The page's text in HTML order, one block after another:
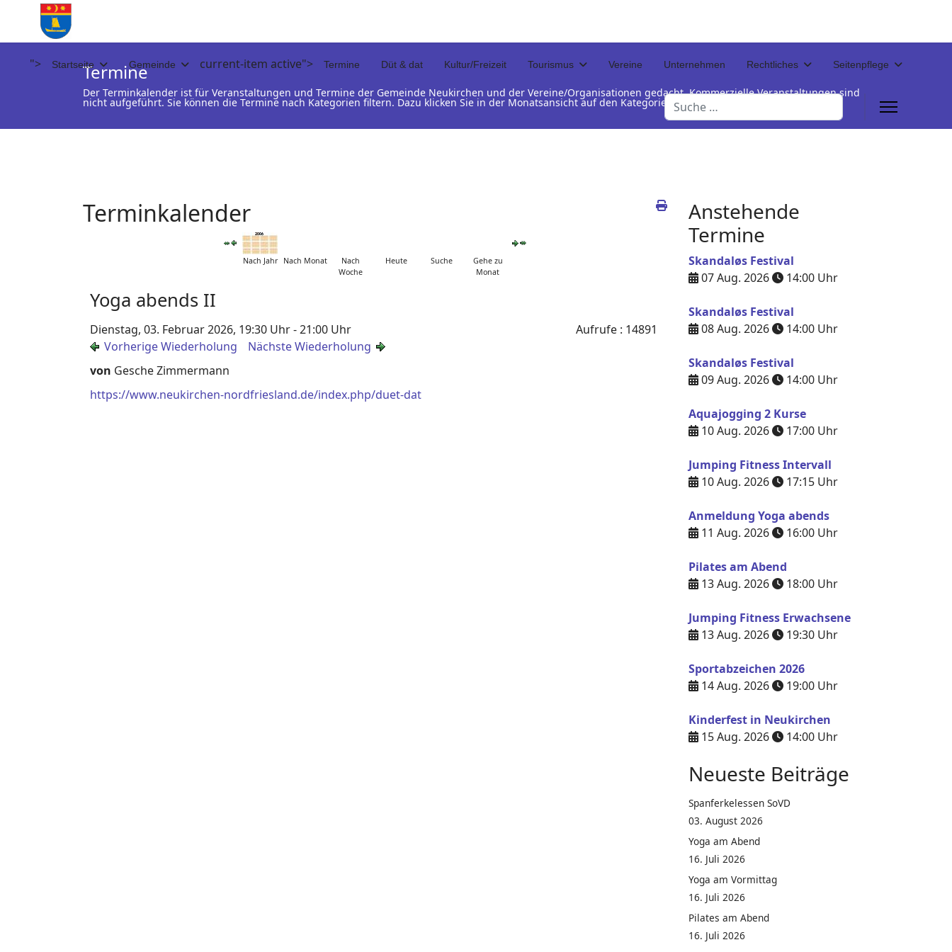
"> Startseite Gemeinde current-item active"> Termine Düt & dat Kultur/Freizeit Tourismus Vereine Unternehmen Rechtliches Seitenpflege
Suchen
Termine
Der Terminkalender ist für Veranstaltungen und Termine der Gemeinde Neukirchen und der Vereine/Organisationen gedacht. Kommerzielle Veranstaltungen sind
nicht aufgeführt. Sie können die Termine nach Kategorien filtern. Dazu klicken Sie in der Monatsansicht auf den Kategorienamen unterhalb der Termintabelle
Terminkalender
Nach Jahr Nach Monat
Nach
Woche
Heute Suche
Gehe zu
Monat
Yoga abends II
Dienstag, 03. Februar 2026, 19:30 Uhr - 21:00 Uhr
Vorherige Wiederholung
Nächste Wiederholung
Aufrufe: 14891
von Gesche Zimmermann
https://www.neukirchen-nordfriesland.de/index.php/duet-dat
Anstehende
Termine
Skandaløs Festival
07 Aug. 2026
14:00 Uhr
Skandaløs Festival
08 Aug. 2026
14:00 Uhr
Skandaløs Festival
09 Aug. 2026
14:00 Uhr
Aquajogging 2 Kurse
10 Aug. 2026
17:00 Uhr
Jumping Fitness Intervall
10 Aug. 2026
17:15 Uhr
Anmeldung Yoga abends
11 Aug. 2026
16:00 Uhr
Pilates am Abend
13 Aug. 2026
18:00 Uhr
Jumping Fitness Erwachsene
13 Aug. 2026
19:30 Uhr
Sportabzeichen 2026
14 Aug. 2026
19:00 Uhr
Kinderfest in Neukirchen
15 Aug. 2026
14:00 Uhr
Neueste Beiträge
Spanferkelessen SoVD
03. August 2026
Yoga am Abend
16. Juli 2026
Yoga am Vormittag
16. Juli 2026
Pilates am Abend
16. Juli 2026